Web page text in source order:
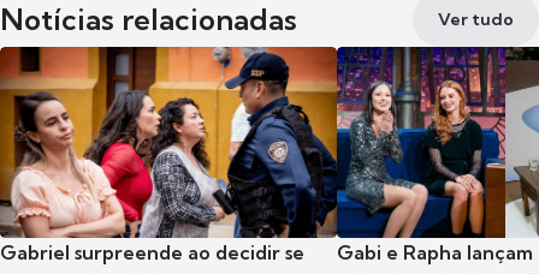
Notícias relacionadas Ver tudo
Gabriel surpreende ao decidir se
Gabi e Rapha